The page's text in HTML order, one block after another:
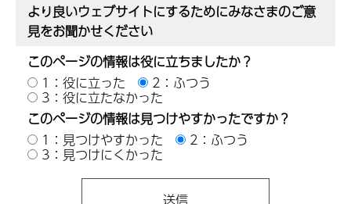
より良いウェブサイトにするためにみなさまのご意
見をお聞かせください
このページの情報は役に立ちましたか？
1：役に立った
2：ふつう
3：役に立たなかった
このページの情報は見つけやすかったですか？
1：見つけやすかった
2：ふつう
3：見つけにくかった